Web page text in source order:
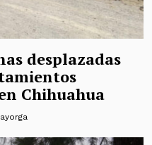
desplazadas
Chihuahua